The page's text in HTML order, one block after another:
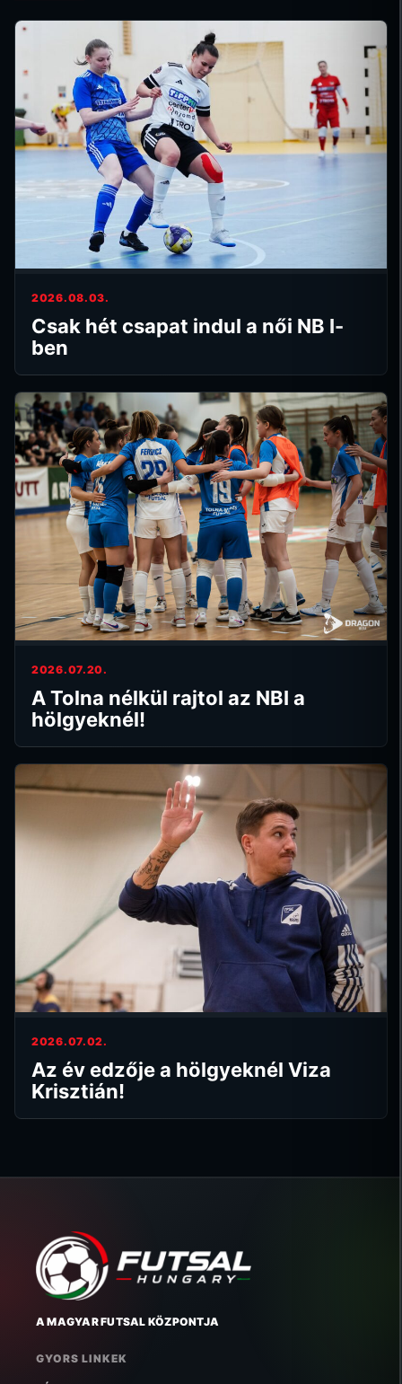
2026.08.03.
Csak hét csapat indul a női NB I-
ben
2026.07.20.
A Tolna nélkül rajtol az NBI a
hölgyeknél!
2026.07.02.
Az év edzője a hölgyeknél Viza
Krisztián!
A MAGYAR FUTSAL KÖZPONTJA
GYORS LINKEK